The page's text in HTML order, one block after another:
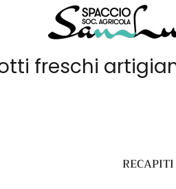
freschi
RECAPITI